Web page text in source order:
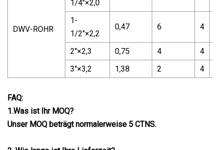
DWV-ROHR
1/4"×2,0
1-
1/2"×2,2
0,47 6 4
2"×2,3 0,75 4 4
3"×3,2
1,38 2 4
FAQ:
1.Was ist Ihr MOQ?
Unser MOQ beträgt normalerweise 5 CTNS.